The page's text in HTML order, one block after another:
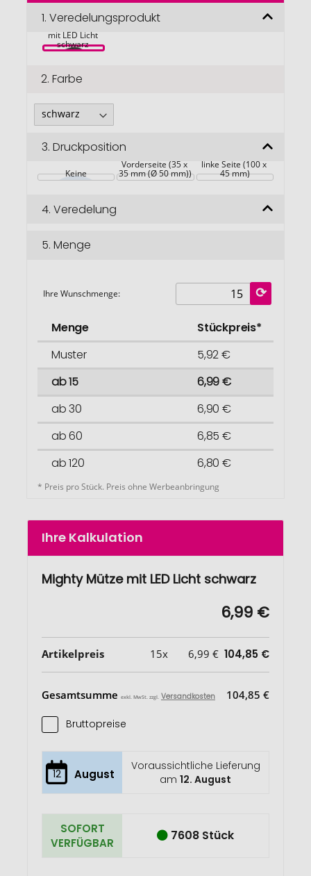
Bildgalerie
1. Veredelungsprodukt
mit LED Licht
schwarz
2. Farbe
3. Druckposition
Keine
Vorderseite (35 x
35 mm (Ø 50 mm))
linke Seite (100 x
45 mm)
4. Veredelung
5. Menge
Ihre Wunschmenge:
Menge
Stückpreis*
Muster
5,92 €
ab 15
6,99 €
ab 30
6,90 €
ab 60
6,85 €
ab 120
6,80 €
* Preis pro Stück. Preis ohne Werbeanbringung
Ihre Kalkulation
Mighty Mütze mit LED Licht schwarz
6,99 €
Artikelpreis 15x 6,99 € 104,85 €
Gesamtsumme exkl. MwSt. zzgl. Versandkosten 104,85 €
Bruttopreise
12 August
Voraussichtliche Lieferung
am12. August
SOFORT
VERFÜGBAR
7608 Stück